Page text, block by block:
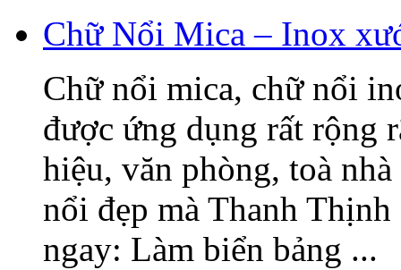
Chữ Nổi Mica – Inox
Chữ nổi mica, chữ nổi
được ứng dụng rất rộng
hiệu, văn phòng, toà
nổi đẹp mà Thanh
ngay: Làm biển bảng ...